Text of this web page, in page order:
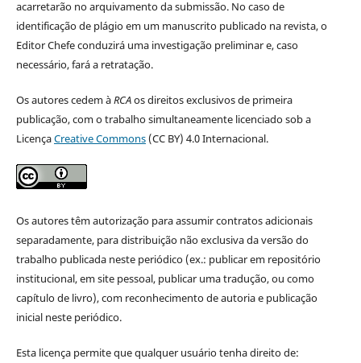
acarretarão no arquivamento da submissão. No caso de
identificação de plágio em um manuscrito publicado na revista, o
Editor Chefe conduzirá uma investigação preliminar e, caso
necessário, fará a retratação.
Os autores cedem àRCAos direitos exclusivos de primeira
publicação, com o trabalho simultaneamente licenciado sob a
LicençaCreative Commons(CC BY) 4.0 Internacional.
Os autores têm autorização para assumir contratos adicionais
separadamente, para distribuição não exclusiva da versão do
trabalho publicada neste periódico (ex.: publicar em repositório
institucional, em site pessoal, publicar uma tradução, ou como
capítulo de livro), com reconhecimento de autoria e publicação
inicial neste periódico.
Esta licença permite que qualquer usuário tenha direito de: